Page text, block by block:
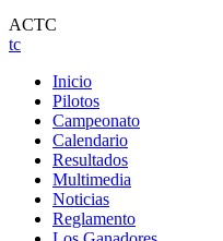
ACTC
tc
Inicio
Pilotos
Campeonato
Calendario
Resultados
Multimedia
Noticias
Reglamento